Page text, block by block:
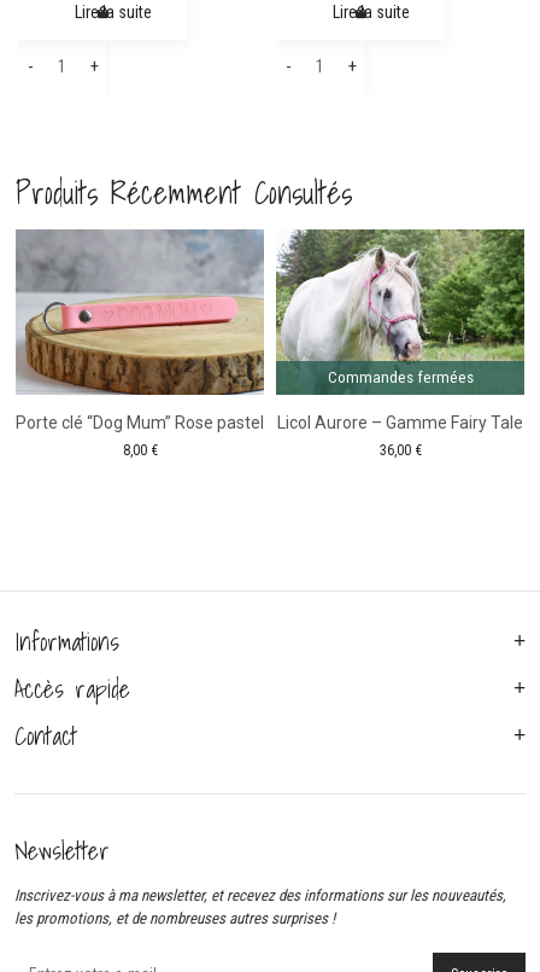
Lire la suite
-
quantité
en
Paint
Gamme
trait
+
Lire la suite
-
quantité
Bleu
en
biothane
Gamme
Camaïeu
+
Produits Récemment Consultés
Porte clé “Dog Mum” Rose pastel
8,00 €
Commandes fermées
Licol Aurore – Gamme Fairy Tale
36,00 €
-19%
Informations
Accès rapide
Contact
Newsletter
Inscrivez-vous à ma newsletter, et recevez des informations sur les nouveautés,
les promotions, et de nombreuses autres surprises !